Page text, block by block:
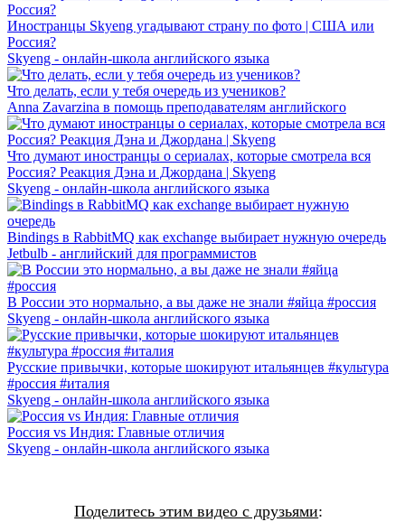
Иностранцы Skyeng угадывают страну по фото | CША или
Россия?
Skyeng - онлайн-школа английского языка
Что делать, если у тебя очередь из учеников?
Anna Zavarzina в помощь преподавателям английского
Что думают иностранцы о сериалах, которые смотрела вся
Россия? Реакция Дэна и Джордана | Skyeng
Skyeng - онлайн-школа английского языка
Bindings в RabbitMQ как exchange выбирает нужную очередь
Jetbulb - английский для программистов
В России это нормально, а вы даже не знали #яйца #россия
Skyeng - онлайн-школа английского языка
Русские привычки, которые шокируют итальянцев #культура
#россия #италия
Skyeng - онлайн-школа английского языка
Россия vs Индия: Главные отличия
Skyeng - онлайн-школа английского языка
Поделитесь этим видео с друзьями: